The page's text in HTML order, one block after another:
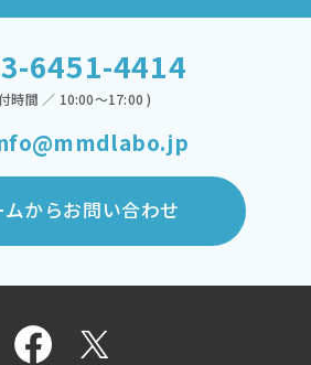
6451-4414
時間 ／ 10:00～17:00 )
ムからお問い合わせ